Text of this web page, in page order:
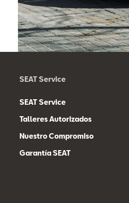
SEAT Service
SEAT Service
Talleres Autorizados
Nuestro Compromiso
Garantía SEAT